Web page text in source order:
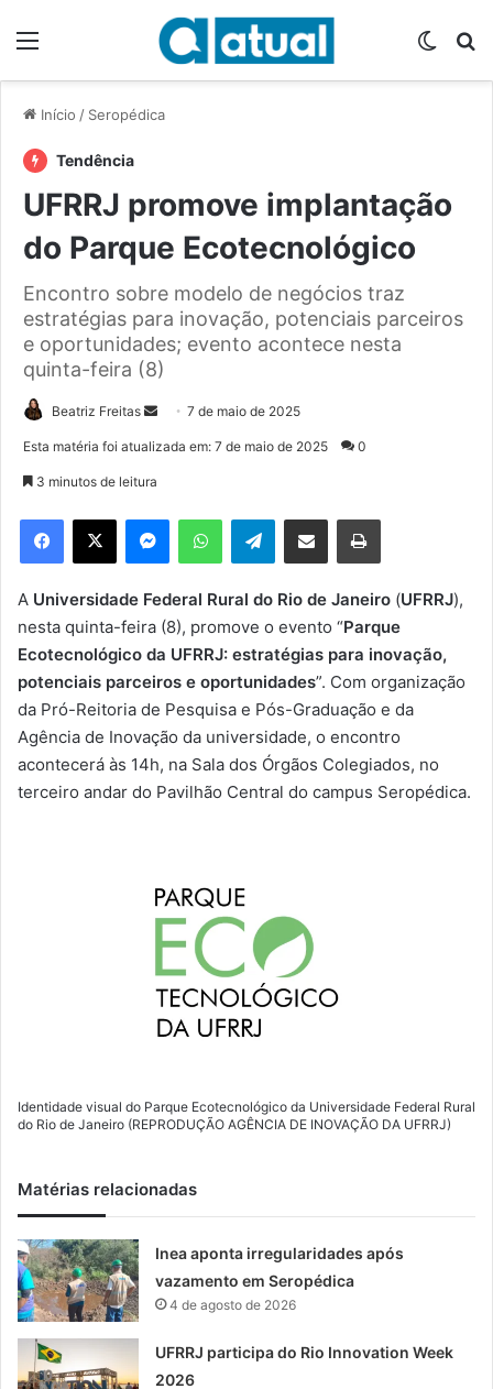
Início / Seropédica
Tendência
UFRRJ promove implantação
do Parque Ecotecnológico
Encontro sobre modelo de negócios traz
estratégias para inovação, potenciais parceiros
e oportunidades; evento acontece nesta
quinta-feira (8)
Beatriz Freitas
e
m
e
-
m
a
7 de maio de 2025
Esta matéria foi atualizada em: 7 de maio de 2025 0
3 minutos de leitura
Telegram
A Universidade Federal Rural do Rio de Janeiro (UFRRJ),
nesta quinta-feira (8), promove o evento “Parque
Ecotecnológico da UFRRJ: estratégias para inovação,
potenciais parceiros e oportunidades”. Com organização
da Pró-Reitoria de Pesquisa e Pós-Graduação e da
Agência de Inovação da universidade, o encontro
acontecerá às 14h, na Sala dos Órgãos Colegiados, no
terceiro andar do Pavilhão Central do campus Seropédica.
Identidade visual do Parque Ecotecnológico da Universidade Federal Rural
do Rio de Janeiro (REPRODUÇÃO AGÊNCIA DE INOVAÇÃO DA UFRRJ)
Matérias relacionadas
Inea aponta irregularidades após
vazamento em Seropédica
4 de agosto de 2026
UFRRJ participa do Rio Innovation Week
2026